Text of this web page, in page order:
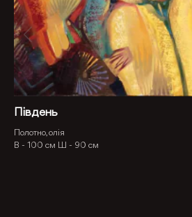
Південь
Полотно, олія
В - 100 см Ш - 90 см